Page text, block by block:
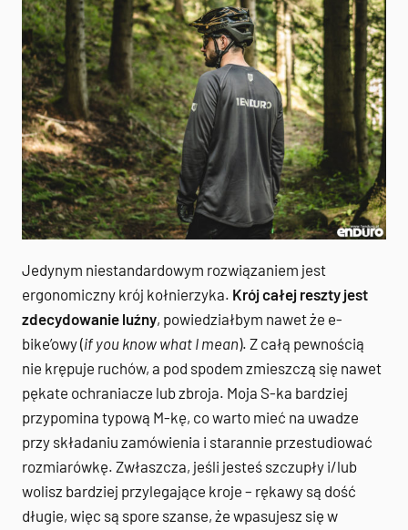
Jedynym niestandardowym rozwiązaniem jest
ergonomiczny krój kołnierzyka. Krój całej reszty jest
zdecydowanie luźny, powiedziałbym nawet że e-
bike’owy (if you know what I mean). Z całą pewnością
nie krępuje ruchów, a pod spodem zmieszczą się nawet
pękate ochraniacze lub zbroja. Moja S-ka bardziej
przypomina typową M-kę, co warto mieć na uwadze
przy składaniu zamówienia i starannie przestudiować
rozmiarówkę. Zwłaszcza, jeśli jesteś szczupły i/lub
wolisz bardziej przylegające kroje – rękawy są dość
długie, więc są spore szanse, że wpasujesz się w